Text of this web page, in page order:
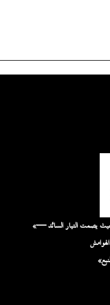
«نحن نُضخّم الأصوات التي لها قيمة، ونروي قصصًا تبدأ من حيث يصمت التيار السائد —